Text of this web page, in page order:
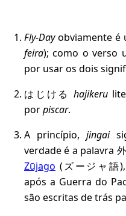
Fly-Dayobviamente é
feira); como o verso
por usar os dois
はじける hajikeru
porpiscar.
A princípio, jingai
verdade é a palavra
Zūjago (ズージャ語
após a Guerra do
são escritas de trás